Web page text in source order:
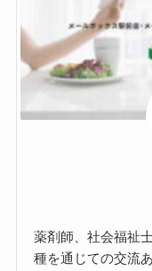
薬剤師、社会福祉
種を通じての交流